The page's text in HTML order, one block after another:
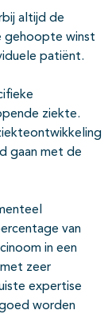
altijd de
gehoopte winst
patiënt.
ziekte.
gaan met de
van
in een
zeer
expertise
worden